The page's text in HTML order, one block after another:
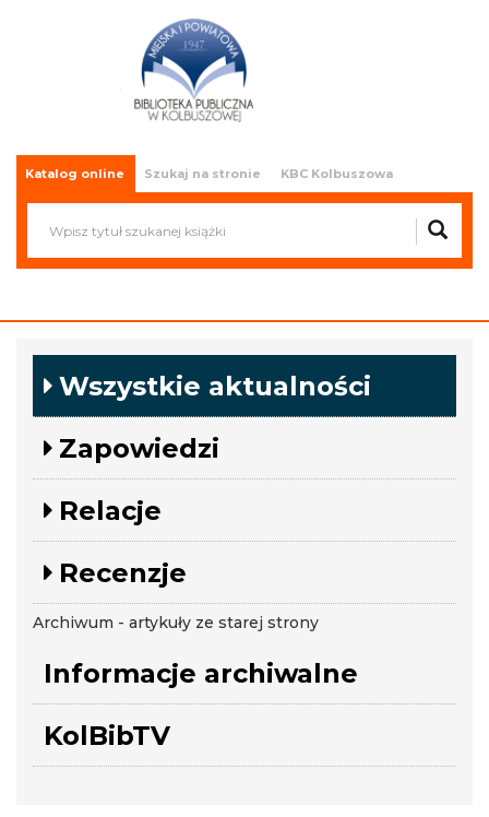
Miejska i Powiatowa Biblioteka
Publiczna w Kolbuszowej
Katalog online Szukaj na stronie KBC Kolbuszowa
Wszystkie aktualności
Zapowiedzi
Relacje
Recenzje
Archiwum - artykuły ze starej strony
Informacje archiwalne
KolBibTV